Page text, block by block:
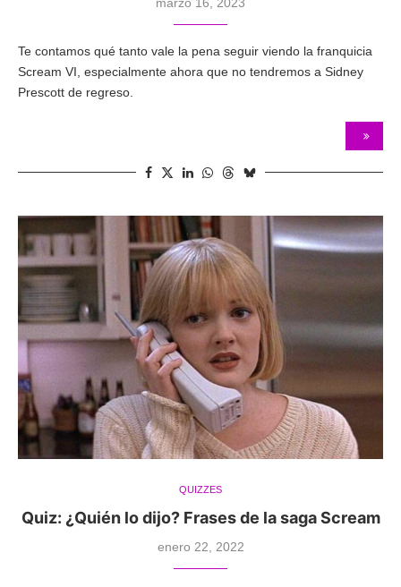
Te contamos qué tanto vale la pena seguir viendo la franquicia
Scream VI, especialmente ahora que no tendremos a Sidney
Prescott de regreso.
QUIZZES
Quiz: ¿Quién lo dijo? Frases de la saga Scream
enero 22, 2022